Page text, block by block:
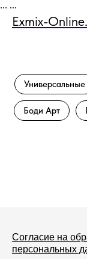
... ...
Exmix-
Универсальные
Боди Арт
Согласие на
персональных